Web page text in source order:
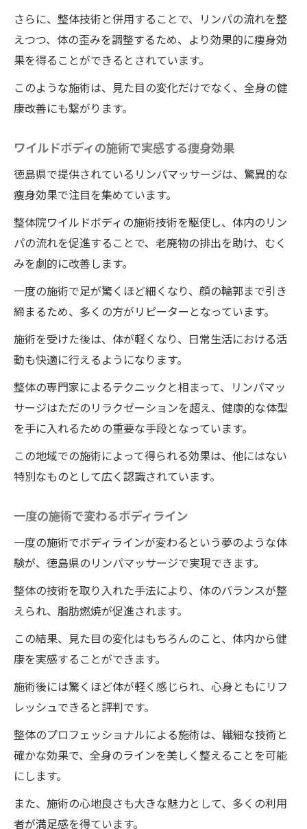
さらに、整体技術と併用することで、リンパの流れを整
えつつ、体の歪みを調整するため、より効果的に痩身効
果を得ることができるとされています。
このような施術は、見た目の変化だけでなく、全身の健
康改善にも繋がります。
ワイルドボディの施術で実感する痩身効果
徳島県で提供されているリンパマッサージは、驚異的な
痩身効果で注目を集めています。
整体院ワイルドボディの施術技術を駆使し、体内のリン
パの流れを促進することで、老廃物の排出を助け、むく
みを劇的に改善します。
一度の施術で足が驚くほど細くなり、顔の輪郭まで引き
締まるため、多くの方がリピーターとなっています。
施術を受けた後は、体が軽くなり、日常生活における活
動も快適に行えるようになります。
整体の専門家によるテクニックと相まって、リンパマッ
サージはただのリラクゼーションを超え、健康的な体型
を手に入れるための重要な手段となっています。
この地域での施術によって得られる効果は、他にはない
特別なものとして広く認識されています。
一度の施術で変わるボディライン
一度の施術でボディラインが変わるという夢のような体
験が、徳島県のリンパマッサージで実現できます。
整体の技術を取り入れた手法により、体のバランスが整
えられ、脂肪燃焼が促進されます。
この結果、見た目の変化はもちろんのこと、体内から健
康を実感することができます。
施術後には驚くほど体が軽く感じられ、心身ともにリフ
レッシュできると評判です。
整体のプロフェッショナルによる施術は、繊細な技術と
確かな効果で、全身のラインを美しく整えることを可能
にします。
また、施術の心地良さも大きな魅力として、多くの利用
者が満足感を得ています。